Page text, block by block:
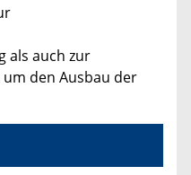
als auch zur
den Ausbau der